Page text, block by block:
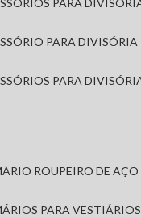
PARA
PARA DIVISÓRIA
PARA
ROUPEIRO DE
PARA